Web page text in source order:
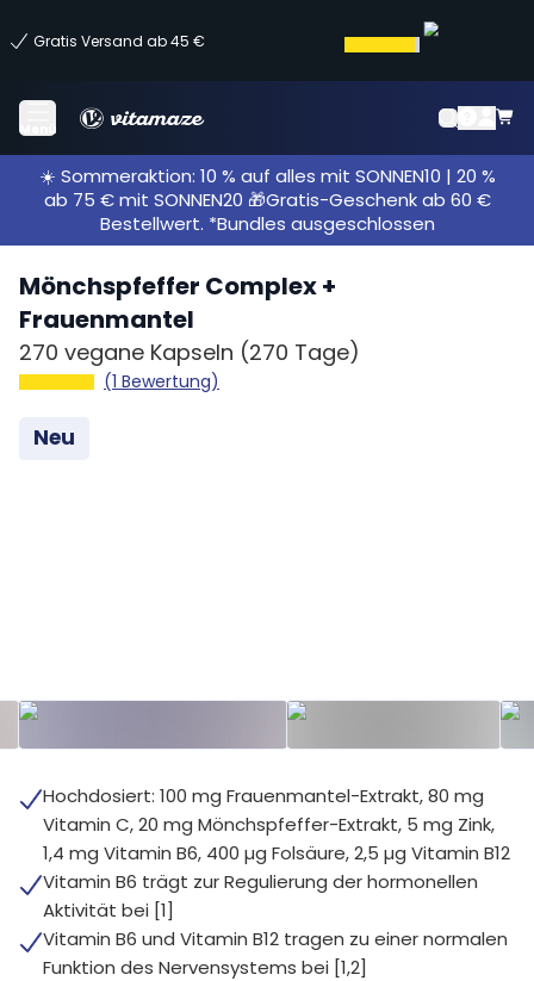
Gratis Versand ab 45 €
Menü
☀️ Sommeraktion: 10 % auf alles mit SONNEN10 | 20 %
ab 75 € mit SONNEN20 🎁Gratis-Geschenk ab 60 €
Bestellwert. *Bundles ausgeschlossen
Mönchspfeffer Complex +
Frauenmantel
270 vegane Kapseln (270 Tage)
(1 Bewertung)
Neu
Hochdosiert: 100 mg Frauenmantel-Extrakt, 80 mg
Vitamin C, 20 mg Mönchspfeffer-Extrakt, 5 mg Zink,
1,4 mg Vitamin B6, 400 µg Folsäure, 2,5 µg Vitamin B12
Vitamin B6 trägt zur Regulierung der hormonellen
Aktivität bei [1]
Vitamin B6 und Vitamin B12 tragen zu einer normalen
Funktion des Nervensystems bei [1,2]